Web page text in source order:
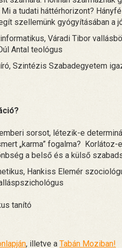
a tudati háttérhorizont?
szellemünk gyógyításában a
Váradi Tibor
Antal teológus
Szintézis Szabadegyetem
sorsot, létezik-e
„karma” fogalma?
a belső és a külső
Hankiss Elemér
tanító
, illetve a Tabán Moziban!